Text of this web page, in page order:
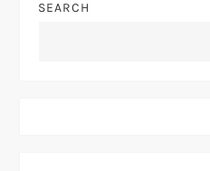
v
SEARCH